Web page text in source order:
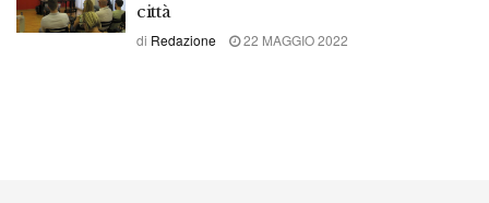
città
di Redazione 22 MAGGIO 2022